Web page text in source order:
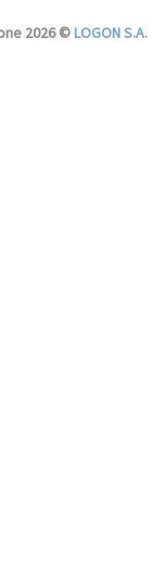
2026 ©LOGON S.A.